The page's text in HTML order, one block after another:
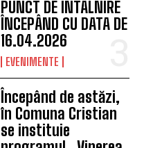
PUNCT DE ÎNTÂLNIRE
ÎNCEPÂND CU DATA DE
16.04.2026
EVENIMENTE
Începând de astăzi,
în Comuna Cristian
se instituie